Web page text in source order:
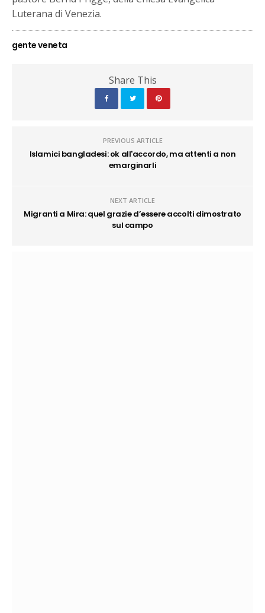
Luterana di Venezia.
gente veneta
Share This
PREVIOUS ARTICLE
Islamici bangladesi: ok all'accordo, ma attenti a non
emarginarli
NEXT ARTICLE
Migranti a Mira: quel grazie d’essere accolti dimostrato
sul campo